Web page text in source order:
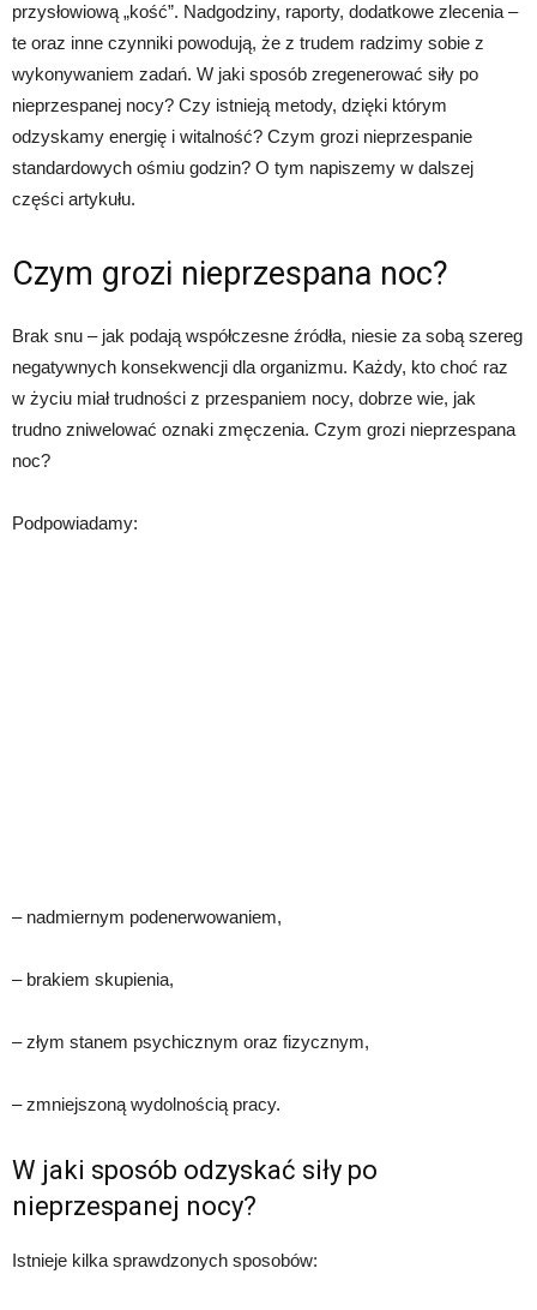
przysłowiową „kość”. Nadgodziny, raporty, dodatkowe zlecenia –
te oraz inne czynniki powodują, że z trudem radzimy sobie z
wykonywaniem zadań. W jaki sposób zregenerować siły po
nieprzespanej nocy? Czy istnieją metody, dzięki którym
odzyskamy energię i witalność? Czym grozi nieprzespanie
standardowych ośmiu godzin? O tym napiszemy w dalszej
części artykułu.
Czym grozi nieprzespana noc?
Brak snu – jak podają współczesne źródła, niesie za sobą szereg
negatywnych konsekwencji dla organizmu. Każdy, kto choć raz
w życiu miał trudności z przespaniem nocy, dobrze wie, jak
trudno zniwelować oznaki zmęczenia. Czym grozi nieprzespana
noc?
Podpowiadamy:
– nadmiernym podenerwowaniem,
– brakiem skupienia,
– złym stanem psychicznym oraz fizycznym,
– zmniejszoną wydolnością pracy.
W jaki sposób odzyskać siły po
nieprzespanej nocy?
Istnieje kilka sprawdzonych sposobów: